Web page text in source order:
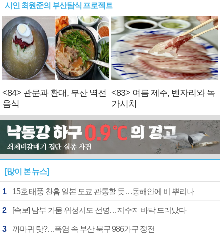
시인 최원준의 부산탐식 프로젝트
<84> 관문과 환대, 부산 역전
음식
<83> 여름 제주, 벤자리와 독
가시치
[많이 본 뉴스]
1 15호 태풍 찬홈 일본 도쿄 관통할 듯…동해안에 비 뿌리나
2 [속보] 남부 가뭄 위성서도 선명…저수지 바닥 드러났다
3 까마귀 탓?…폭염 속 부산 북구 986가구 정전